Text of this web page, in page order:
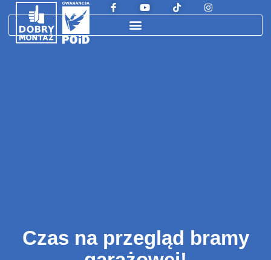
Czas na przegląd bramy